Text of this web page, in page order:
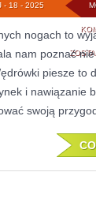
- 18 - 2025
nogach to
nam poznać
piesze to
i nawiązanie
swoją